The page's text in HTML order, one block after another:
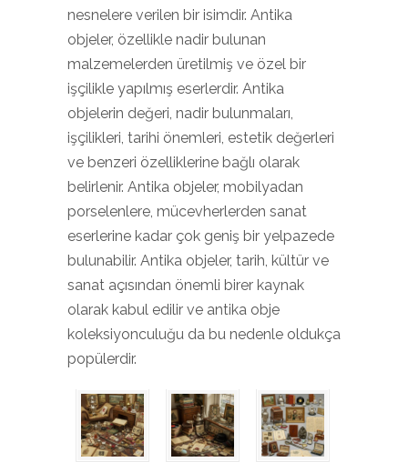
nesnelere verilen bir isimdir. Antika
objeler, özellikle nadir bulunan
malzemelerden üretilmiş ve özel bir
işçilikle yapılmış eserlerdir. Antika
objelerin değeri, nadir bulunmaları,
işçilikleri, tarihi önemleri, estetik değerleri
ve benzeri özelliklerine bağlı olarak
belirlenir. Antika objeler, mobilyadan
porselenlere, mücevherlerden sanat
eserlerine kadar çok geniş bir yelpazede
bulunabilir. Antika objeler, tarih, kültür ve
sanat açısından önemli birer kaynak
olarak kabul edilir ve antika obje
koleksiyonculuğu da bu nedenle oldukça
popülerdir.